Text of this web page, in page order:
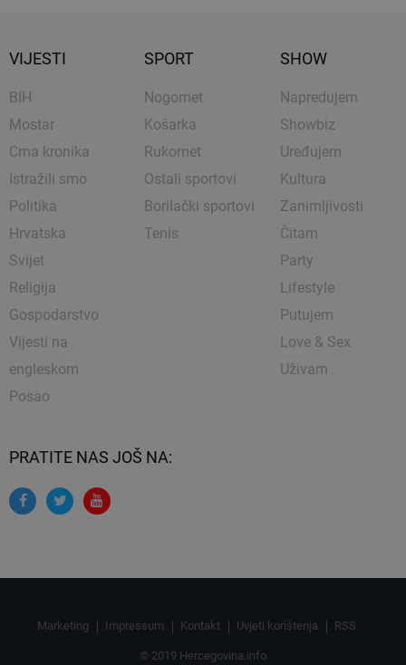
VIJESTI
BIH
Mostar
Crna kronika
Istražili smo
Politika
Hrvatska
Svijet
Religija
Gospodarstvo
Vijesti na
engleskom
Posao
SPORT
Nogomet
Košarka
Rukomet
Ostali sportovi
Borilački sportovi
Tenis
SHOW
Napredujem
Showbiz
Uređujem
Kultura
Zanimljivosti
Čitam
Party
Lifestyle
Putujem
Love & Sex
Uživam
PRATITE NAS JOŠ NA:
Marketing Impressum Kontakt Uvjeti korištenja RSS
© 2019 Hercegovina.info